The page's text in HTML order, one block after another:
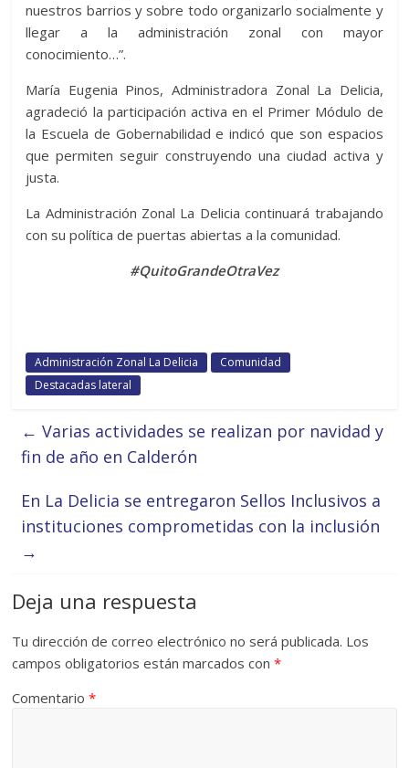
nuestros barrios y sobre todo organizarlo socialmente y
llegar a la administración zonal con mayor
conocimiento…”.
María Eugenia Pinos, Administradora Zonal La Delicia,
agradeció la participación activa en el Primer Módulo de
la Escuela de Gobernabilidad e indicó que son espacios
que permiten seguir construyendo una ciudad activa y
justa.
La Administración Zonal La Delicia continuará trabajando
con su política de puertas abiertas a la comunidad.
#QuitoGrandeOtraVez
Administración Zonal La Delicia
Comunidad
Destacadas lateral
← Varias actividades se realizan por navidad y
fin de año en Calderón
En La Delicia se entregaron Sellos Inclusivos a
instituciones comprometidas con la inclusión
→
Deja una respuesta
Tu dirección de correo electrónico no será publicada. Los
campos obligatorios están marcados con*
Comentario*